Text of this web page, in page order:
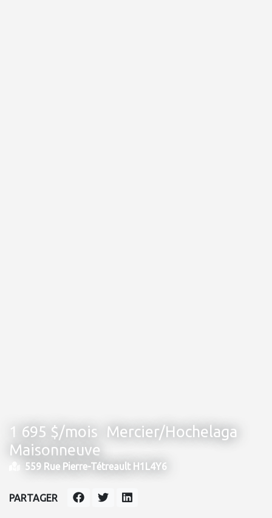
1 695 $/mois Mercier/Hochelaga
Maisonneuve
559 Rue Pierre-Tétreault H1L4Y6
PARTAGER